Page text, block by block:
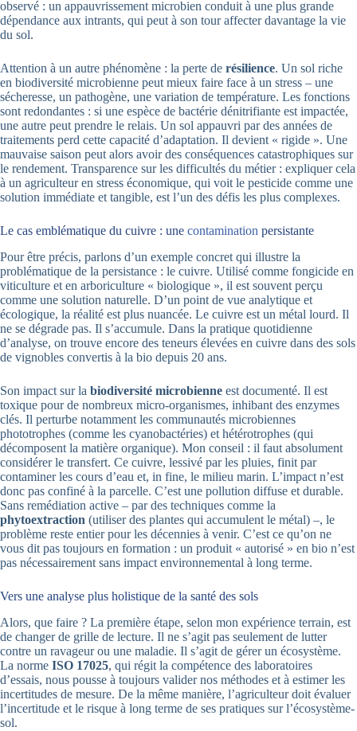
observé : un appauvrissement microbien conduit à une plus grande
dépendance aux intrants, qui peut à son tour affecter davantage la vie
du sol.
Attention à un autre phénomène : la perte de résilience. Un sol riche
en biodiversité microbienne peut mieux faire face à un stress – une
sécheresse, un pathogène, une variation de température. Les fonctions
sont redondantes : si une espèce de bactérie dénitrifiante est impactée,
une autre peut prendre le relais. Un sol appauvri par des années de
traitements perd cette capacité d’adaptation. Il devient « rigide ». Une
mauvaise saison peut alors avoir des conséquences catastrophiques sur
le rendement. Transparence sur les difficultés du métier : expliquer cela
à un agriculteur en stress économique, qui voit le pesticide comme une
solution immédiate et tangible, est l’un des défis les plus complexes.
Le cas emblématique du cuivre : une contamination persistante
Pour être précis, parlons d’un exemple concret qui illustre la
problématique de la persistance : le cuivre. Utilisé comme fongicide en
viticulture et en arboriculture « biologique », il est souvent perçu
comme une solution naturelle. D’un point de vue analytique et
écologique, la réalité est plus nuancée. Le cuivre est un métal lourd. Il
ne se dégrade pas. Il s’accumule. Dans la pratique quotidienne
d’analyse, on trouve encore des teneurs élevées en cuivre dans des sols
de vignobles convertis à la bio depuis 20 ans.
Son impact sur la biodiversité microbienne est documenté. Il est
toxique pour de nombreux micro-organismes, inhibant des enzymes
clés. Il perturbe notamment les communautés microbiennes
phototrophes (comme les cyanobactéries) et hétérotrophes (qui
décomposent la matière organique). Mon conseil : il faut absolument
considérer le transfert. Ce cuivre, lessivé par les pluies, finit par
contaminer les cours d’eau et, in fine, le milieu marin. L’impact n’est
donc pas confiné à la parcelle. C’est une pollution diffuse et durable.
Sans remédiation active – par des techniques comme la
phytoextraction (utiliser des plantes qui accumulent le métal) –, le
problème reste entier pour les décennies à venir. C’est ce qu’on ne
vous dit pas toujours en formation : un produit « autorisé » en bio n’est
pas nécessairement sans impact environnemental à long terme.
Vers une analyse plus holistique de la santé des sols
Alors, que faire ? La première étape, selon mon expérience terrain, est
de changer de grille de lecture. Il ne s’agit pas seulement de lutter
contre un ravageur ou une maladie. Il s’agit de gérer un écosystème.
La norme ISO 17025, qui régit la compétence des laboratoires
d’essais, nous pousse à toujours valider nos méthodes et à estimer les
incertitudes de mesure. De la même manière, l’agriculteur doit évaluer
l’incertitude et le risque à long terme de ses pratiques sur l’écosystème-
sol.